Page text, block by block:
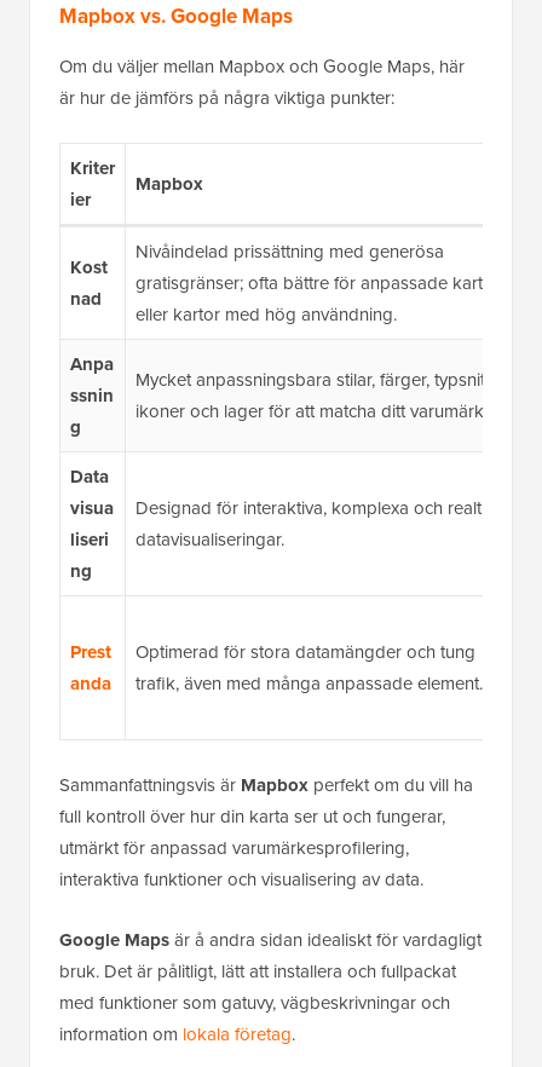
Mapbox vs. Google Maps
Om du väljer mellan Mapbox och Google Maps, här
är hur de jämförs på några viktiga punkter:
Kriter
ier
Mapbox
Kost
nad
Nivåindelad prissättning med generösa
gratisgränser; ofta bättre för anpassade kartor
eller kartor med hög användning.
Anpa
ssnin
g
Mycket anpassningsbara stilar, färger, typsnitt,
ikoner och lager för att matcha ditt varumärke.
Data
visua
liseri
ng
Designad för interaktiva, komplexa och realtids
datavisualiseringar.
Prest
anda
Optimerad för stora datamängder och tung
trafik, även med många anpassade element.
Sammanfattningsvis är Mapbox perfekt om du vill ha
full kontroll över hur din karta ser ut och fungerar,
utmärkt för anpassad varumärkesprofilering,
interaktiva funktioner och visualisering av data.
Google Mapsär å andra sidan idealiskt för vardagligt
bruk. Det är pålitligt, lätt att installera och fullpackat
med funktioner som gatuvy, vägbeskrivningar och
information om lokala företag.